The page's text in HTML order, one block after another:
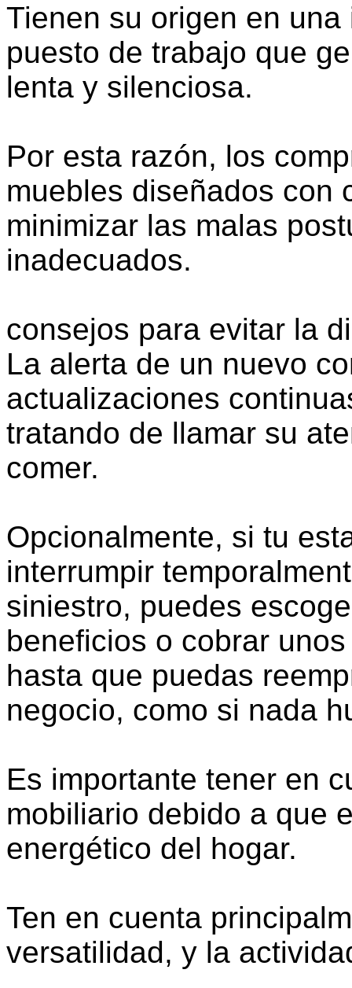
Tienen su origen en
puesto de trabajo que
lenta y silenciosa.
Por esta razón, los
muebles diseñados con
minimizar las malas
inadecuados.
consejos para evitar la
La alerta de un nuevo
actualizaciones
tratando de llamar su
comer.
Opcionalmente, si tu
interrumpir
siniestro, puedes
beneficios o cobrar
hasta que puedas
negocio, como si nada
Es importante tener en
mobiliario debido a que
energético del hogar.
Ten en cuenta
versatilidad, y la